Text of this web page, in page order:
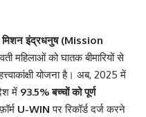
मिशन इंद्रधनुष (Mission
महिलाओं को घातक बीमारियों से
योजना है। अब, 2025 में
में 93.5% बच्चों को पूर्ण
U-WIN पर रिकॉर्ड दर्ज करने